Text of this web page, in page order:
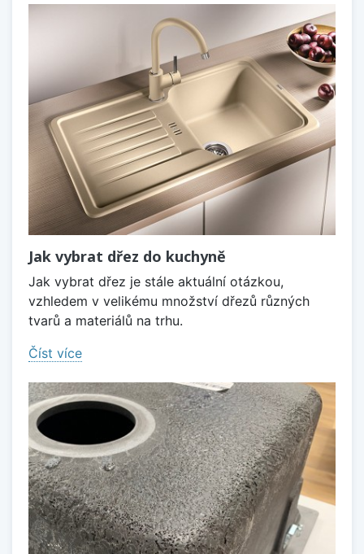
Jak vybrat dřez do kuchyně
Jak vybrat dřez je stále aktuální otázkou,
vzhledem v velikému množství dřezů různých
tvarů a materiálů na trhu.
Číst více